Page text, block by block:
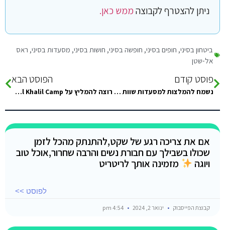
ניתן להצטרף לקבוצהממש כאן.
ביטחון בסיני, חופים בסיני, חופשה בסיני, חושות בסיני, מסעדות בסיני, ראס
אל-שטן
פוסט קודם
נשמח להמלצות למסעדות שוות ומיוחדות שהייתם בהם בסיני! ישנים בSUNRISE Arabian Beach Resort
הפוסט הבא
רוצה להמליץ על happy holiday-Al Khalil Camp באנו חבורה של 11 אנשים, ישר חליל קיבל אותנו בפנים מוארות, דאג לעשות לנו
אם את צריכה רגע של שקט,להתנתק מהכל לזמן
שכולו בשבילך עם חבורת נשים והרבה שחרור,אוכל טוב
ויוגה
מזמינה אותך לריטריט
לפוסט >>
קבוצת הפייסבוק ינואר 2, 2024